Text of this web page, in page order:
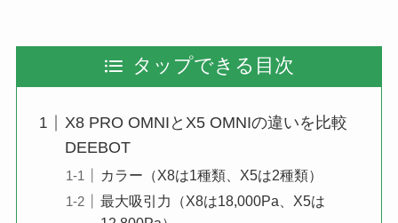
タップできる目次
X8 PRO OMNIとX5 OMNIの違いを比較
DEEBOT
カラー（X8は1種類、X5は2種類）
最大吸引力（X8は18,000Pa、X5は